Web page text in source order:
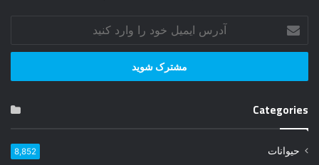
ر
ا
م
ی
خ
Categories
حیوانات 8,852